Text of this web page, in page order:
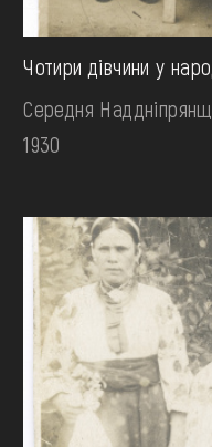
Чотири дівчини у
Середня
1930